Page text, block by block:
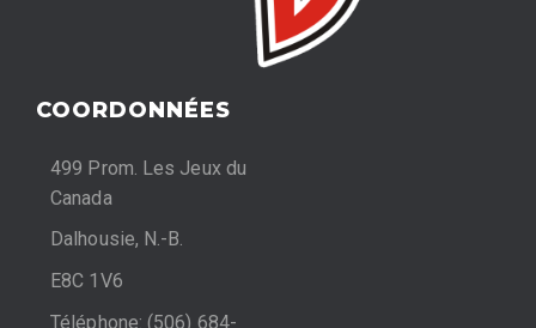
COORDONNÉES
499 Prom. Les Jeux du
Canada
Dalhousie, N.-B.
E8C 1V6
Téléphone: (506) 684-